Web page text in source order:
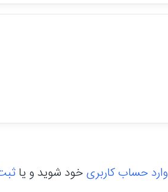
وارد حساب کاربریخود شوید و یا